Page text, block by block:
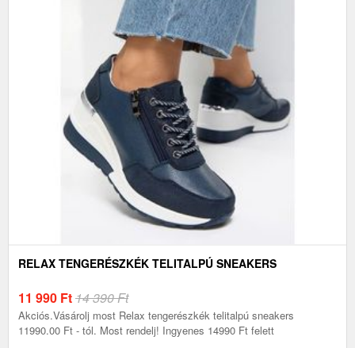
RELAX TENGERÉSZKÉK TELITALPÚ SNEAKERS
11 990 Ft14 390 Ft
Akciós.Vásárolj most Relax tengerészkék telitalpú sneakers
11990.00 Ft - tól. Most rendelj! Ingyenes 14990 Ft felett